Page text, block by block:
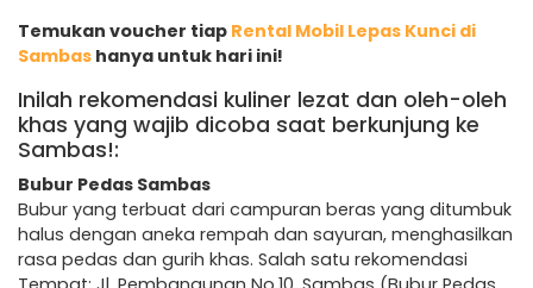
Temukan voucher tiap Rental Mobil Lepas Kunci di
Sambas hanya untuk hari ini!
Inilah rekomendasi kuliner lezat dan oleh-oleh
khas yang wajib dicoba saat berkunjung ke
Sambas!:
Bubur Pedas Sambas
Bubur yang terbuat dari campuran beras yang ditumbuk
halus dengan aneka rempah dan sayuran, menghasilkan
rasa pedas dan gurih khas. Salah satu rekomendasi